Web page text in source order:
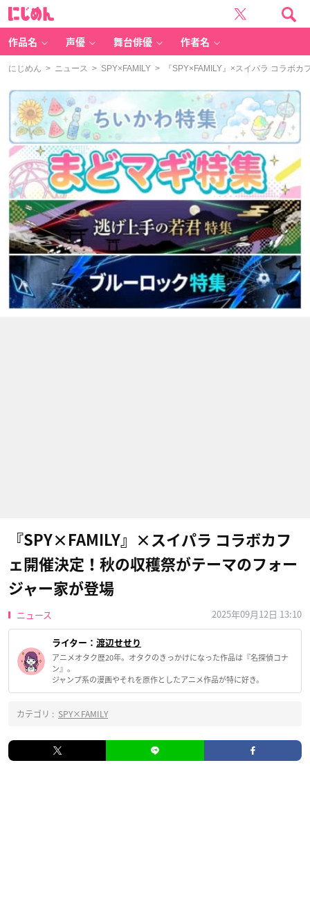
作品名 声優 舞台俳優 作者名
にじめん > ニュース > SPY×FAMILY > 『SPY×FAMILY』×スイパラ コラボカ
『SPY×FAMILY』×スイパラ コラボカフ
ェ開催決定！秋の収穫祭がテーマのフォー
ジャー家が登場
ニュース 2025年09月12日 13:10
ライター： 渡辺せせり
アニメオタク歴20年。オタクのきっかけになった作品は『名探偵コナ
ン』。
ジャンプ系の漫画やそれを原作としたアニメ作品が特に好き。
カテゴリ : SPY×FAMILY